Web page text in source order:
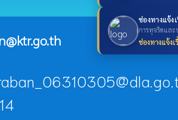
ช่องทางแจ้ง
การทุจริตแล
ช่องทางแจ้ง